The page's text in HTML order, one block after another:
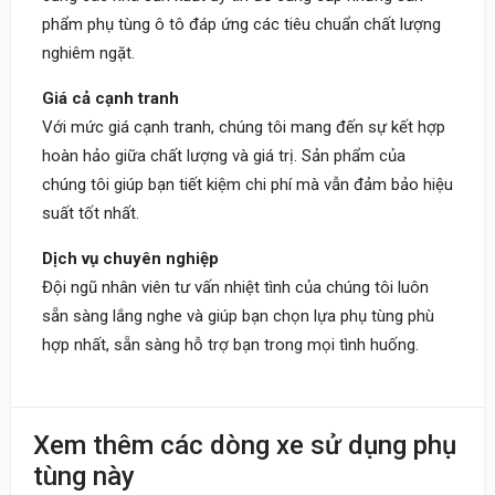
phẩm phụ tùng ô tô đáp ứng các tiêu chuẩn chất lượng
nghiêm ngặt.
Giá cả cạnh tranh
Với mức giá cạnh tranh, chúng tôi mang đến sự kết hợp
hoàn hảo giữa chất lượng và giá trị. Sản phẩm của
chúng tôi giúp bạn tiết kiệm chi phí mà vẫn đảm bảo hiệu
suất tốt nhất.
Dịch vụ chuyên nghiệp
Đội ngũ nhân viên tư vấn nhiệt tình của chúng tôi luôn
sẵn sàng lắng nghe và giúp bạn chọn lựa phụ tùng phù
hợp nhất, sẵn sàng hỗ trợ bạn trong mọi tình huống.
09:30 20/06/2023
Xem thêm các dòng xe sử dụng phụ
tùng này